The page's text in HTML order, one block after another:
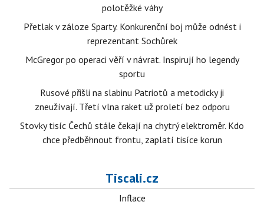
polotěžké váhy
Přetlak v záloze Sparty. Konkurenční boj může odnést i
reprezentant Sochůrek
McGregor po operaci věří v návrat. Inspirují ho legendy
sportu
Rusové přišli na slabinu Patriotů a metodicky ji
zneužívají. Třetí vlna raket už proletí bez odporu
Stovky tisíc Čechů stále čekají na chytrý elektroměr. Kdo
chce předběhnout frontu, zaplatí tisíce korun
Tiscali.cz
Inflace